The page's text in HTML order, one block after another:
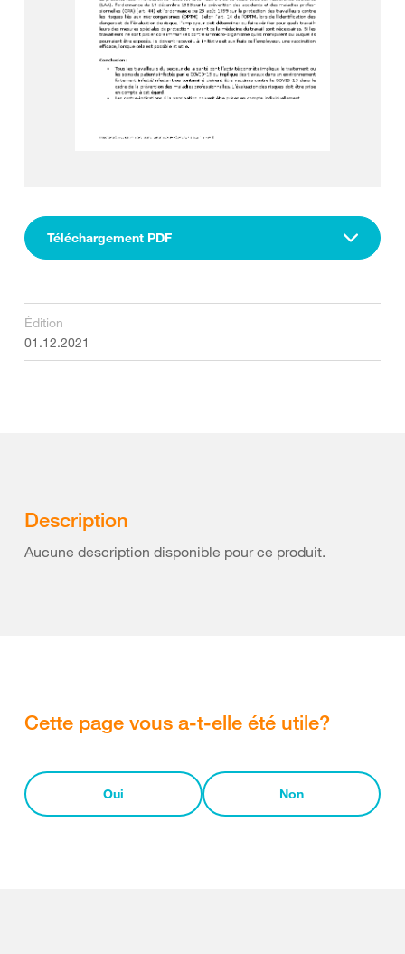
Téléchargement PDF
Édition
01.12.2021
Description
Aucune description disponible pour ce produit.
Cette page vous a-t-elle été utile?
Oui Non